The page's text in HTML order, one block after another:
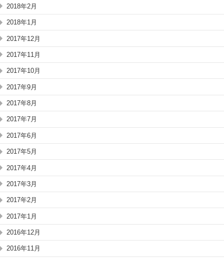
2018年2月
2018年1月
2017年12月
2017年11月
2017年10月
2017年9月
2017年8月
2017年7月
2017年6月
2017年5月
2017年4月
2017年3月
2017年2月
2017年1月
2016年12月
2016年11月